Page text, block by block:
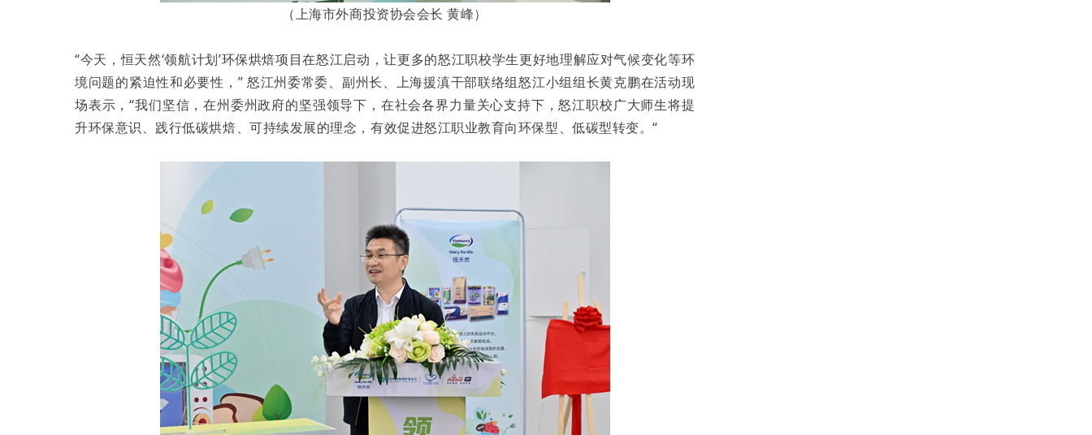
（上海市外商投资协会会长 黄峰）
“今天，恒天然‘领航计划’环保烘焙项目在怒江启动，让更多的怒江职校学生更好地理解应对气候变化等环
境问题的紧迫性和必要性，” 怒江州委常委、副州长、上海援滇干部联络组怒江小组组长黄克鹏在活动现
场表示，“我们坚信，在州委州政府的坚强领导下，在社会各界力量关心支持下，怒江职校广大师生将提
升环保意识、践行低碳烘焙、可持续发展的理念，有效促进怒江职业教育向环保型、低碳型转变。“